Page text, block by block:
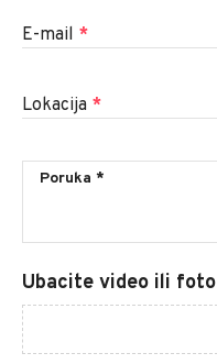
E-mail *
Lokacija *
Ubacite video ili foto